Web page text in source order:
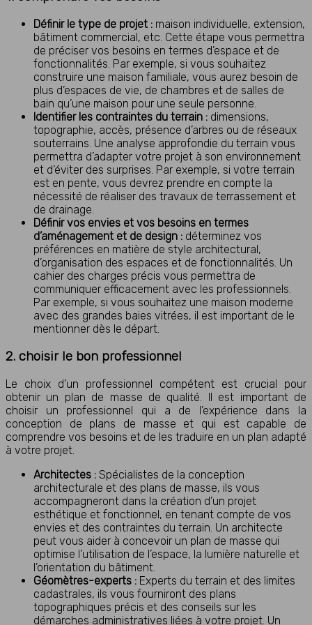
Définir le type de projet : maison individuelle, extension,
bâtiment commercial, etc. Cette étape vous permettra
de préciser vos besoins en termes d’espace et de
fonctionnalités. Par exemple, si vous souhaitez
construire une maison familiale, vous aurez besoin de
plus d’espaces de vie, de chambres et de salles de
bain qu’une maison pour une seule personne.
Identifier les contraintes du terrain : dimensions,
topographie, accès, présence d’arbres ou de réseaux
souterrains. Une analyse approfondie du terrain vous
permettra d’adapter votre projet à son environnement
et d’éviter des surprises. Par exemple, si votre terrain
est en pente, vous devrez prendre en compte la
nécessité de réaliser des travaux de terrassement et
de drainage.
Définir vos envies et vos besoins en termes
d’aménagement et de design : déterminez vos
préférences en matière de style architectural,
d’organisation des espaces et de fonctionnalités. Un
cahier des charges précis vous permettra de
communiquer efficacement avec les professionnels.
Par exemple, si vous souhaitez une maison moderne
avec des grandes baies vitrées, il est important de le
mentionner dès le départ.
2. choisir le bon professionnel
Le choix d’un professionnel compétent est crucial pour
obtenir un plan de masse de qualité. Il est important de
choisir un professionnel qui a de l’expérience dans la
conception de plans de masse et qui est capable de
comprendre vos besoins et de les traduire en un plan adapté
à votre projet.
Architectes : Spécialistes de la conception
architecturale et des plans de masse, ils vous
accompagneront dans la création d’un projet
esthétique et fonctionnel, en tenant compte de vos
envies et des contraintes du terrain. Un architecte
peut vous aider à concevoir un plan de masse qui
optimise l’utilisation de l’espace, la lumière naturelle et
l’orientation du bâtiment.
Géomètres-experts : Experts du terrain et des limites
cadastrales, ils vous fourniront des plans
topographiques précis et des conseils sur les
démarches administratives liées à votre projet. Un